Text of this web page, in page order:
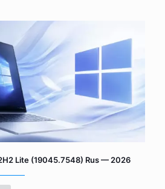
Lite (19045.7548) Rus — 2026